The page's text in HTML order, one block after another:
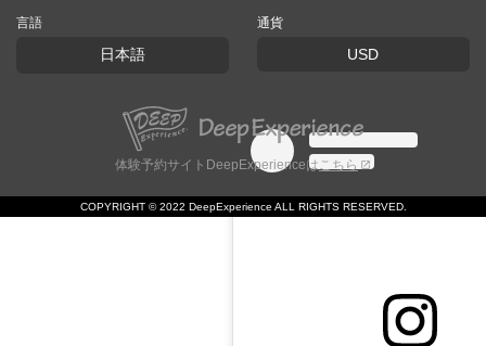
言語
日本語
通貨
USD
体験予約サイトDeepExperienceはこちら
COPYRIGHT © 2022 DeepExperience ALL RIGHTS RESERVED.